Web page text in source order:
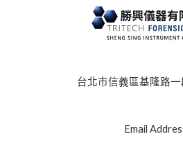
台北市信義區基隆路
Email